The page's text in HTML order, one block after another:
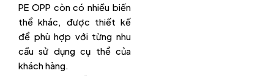
PE OPP còn có nhiều biến
thể khác, được thiết kế
để phù hợp với từng nhu
cầu sử dụng cụ thể của
khách hàng.